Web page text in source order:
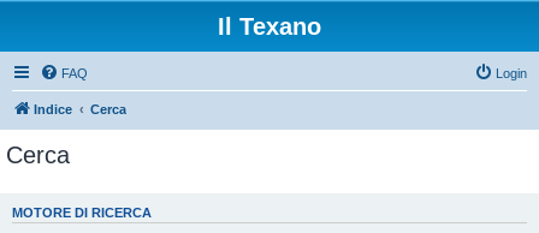
Il Texano
FAQ Login
Indice Cerca
Cerca
MOTORE DI RICERCA